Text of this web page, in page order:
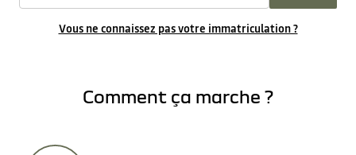
Vous ne connaissez pas votre immatriculation ?
Comment ça marche ?